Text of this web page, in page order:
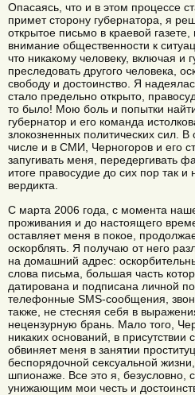
Опасаясь, что и в этом процессе
примет сторону губернатора, я
открытое письмо в краевой
внимание общественности к
что никакому человеку, включая и
преследовать другого человека,
свободу и достоинство. Я
стало предельно открыто,
то было! Мою боль и попытки
губернатор и его команда
злокозненных политических сил.
числе и в СМИ, Черногоров и его
запугивать меня, передергивать
итоге правосудие до сих пор так и
вердикта.
С марта 2006 года, с момента
проживания и до настоящего
оставляет меня в покое,
оскорблять. Я получаю от него
на домашний адрес:
слова письма, большая часть
датирована и подписана личной
телефонные SMS-сообщения,
также, не стесняя себя в
нецензурную брань. Мало того,
никаких оснований, в присутствии
обвиняет меня в занятии
беспорядочной сексуальной
шпионаже. Все это я, безусловно,
унижающим мои честь и